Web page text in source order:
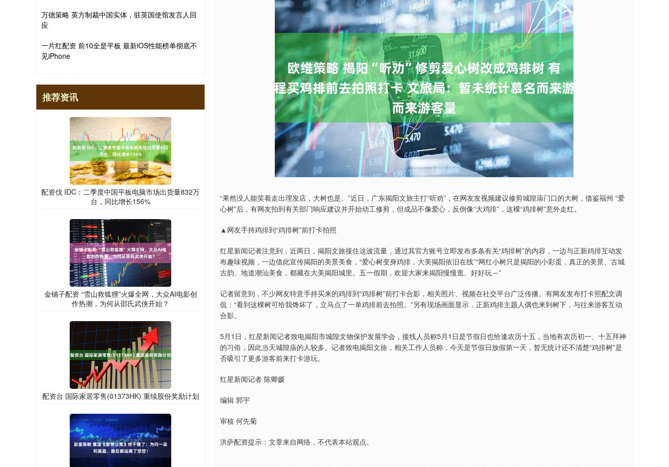
“果然没人能笑着走出理发店，大树也是。”近日，广东揭阳文旅主打“听劝”，在网友发视频建议修剪城隍庙门口的大树，借鉴福州 “爱
心树”后，有网友拍到有关部门响应建议并开始动工修剪，但成品不像爱心，反倒像“大鸡排”，这棵“鸡排树”意外走红。
▲网友手持鸡排到“鸡排树”前打卡拍照
红星新闻记者注意到，近两日，揭阳文旅接住这波流量，通过其官方账号立即发布多条有关“鸡排树”的内容，一边与正新鸡排互动发
布趣味视频，一边借此宣传揭阳的美景美食，“爱心树变身鸡排，大美揭阳依旧在线”“网红小树只是揭阳的小彩蛋，真正的美景、古城
古韵、地道潮汕美食，都藏在大美揭阳城里。五一假期，欢迎大家来揭阳慢慢逛、好好玩～”
记者留意到，不少网友特意手持买来的鸡排到“鸡排树”前打卡合影，相关照片、视频在社交平台广泛传播。有网友发布打卡照配文调
侃：“看到这棵树可给我馋坏了，立马点了一单鸡排前去拍照。”另有现场画面显示，正新鸡排主题人偶也来到树下，与往来游客互动
合影。
5月1日，红星新闻记者致电揭阳市城隍文物保护发展学会，接线人员称5月1日是节假日也恰逢农历十五，当地有农历初一、十五拜神
的习俗，因此当天城隍庙的人较多。记者致电揭阳文旅，相关工作人员称，今天是节假日放假第一天，暂无统计还不清楚“鸡排树”是
否吸引了更多游客前来打卡游玩。
红星新闻记者 陈卿媛
编辑 郭宇
审核 何先菊
洪萨配资提示：文章来自网络，不代表本站观点。
万德策略 英方制裁中国实体，驻英国使馆发言人回
应
一片红配资 前10全是平板 最新iOS性能榜单彻底不
见iPhone
推荐资讯
配资伐 IDC：二季度中国平板电脑市场出货量832万
台，同比增长156%
金铺子配资 “雪山救狐狸”火爆全网，大众AI电影创
作热潮，为何从邵氏武侠开始？
配资台 国际家居零售(01373HK) 重续股份奖励计划